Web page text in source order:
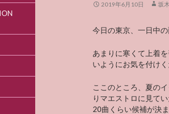
2019年6月10日 坂
今日の東京、一日中
あまりに寒くて上着
いようにお気を付け
ここのところ、夏の
りマエストロに見て
20曲くらい候補が決